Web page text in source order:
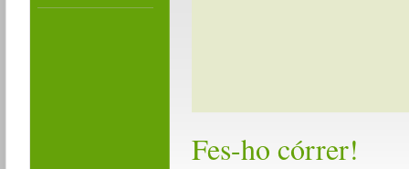
Fes-ho córrer!